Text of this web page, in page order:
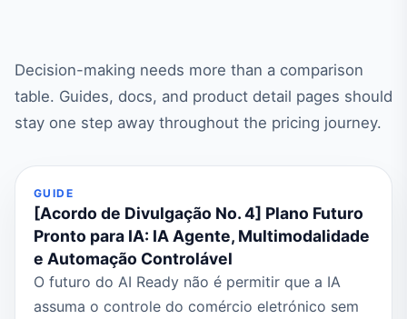
Decision-making needs more than a comparison
table. Guides, docs, and product detail pages should
stay one step away throughout the pricing journey.
GUIDE
[Acordo de Divulgação No. 4] Plano Futuro
Pronto para IA: IA Agente, Multimodalidade
e Automação Controlável
O futuro do AI Ready não é permitir que a IA
assuma o controle do comércio eletrónico sem